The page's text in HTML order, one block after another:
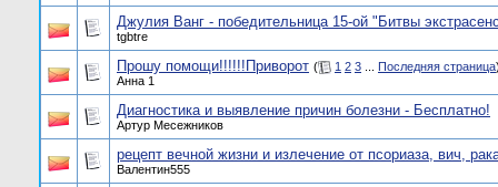
Джулия Ванг - победительница 15-ой "Битвы
tgbtre
Прошу помощи!!!!!!Приворот ( 1 2 3 Последняя страница
Анна 1
Диагностика и выявление причин болезни - Бесплатно!
Артур Месежников
рецепт вечной жизни и излечение от псориаза, вич,
Валентин555